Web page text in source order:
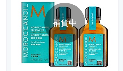
補貨中